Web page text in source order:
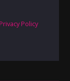
Privacy Policy